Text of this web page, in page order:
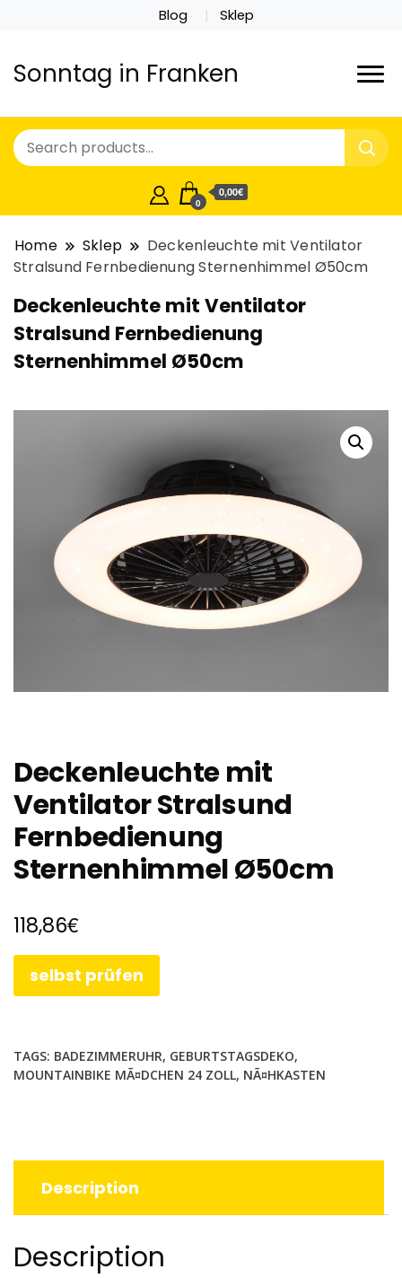
Blog Sklep
Sonntag in Franken
0
0,00€
Home Sklep
Deckenleuchte mit Ventilator
Stralsund Fernbedienung Sternenhimmel Ø50cm
Deckenleuchte mit Ventilator
Stralsund Fernbedienung
Sternenhimmel Ø50cm
Deckenleuchte mit
Ventilator Stralsund
Fernbedienung
Sternenhimmel Ø50cm
118,86€
selbst prüfen
TAGS: BADEZIMMERUHR, GEBURTSTAGSDEKO,
MOUNTAINBIKE MÃ¤DCHEN 24 ZOLL, NÃ¤HKASTEN
Description
Description